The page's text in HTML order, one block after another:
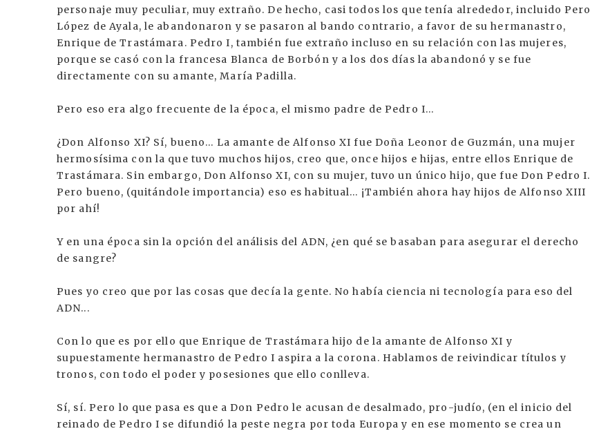
personaje muy peculiar, muy extraño. De hecho, casi todos los que tenía alrededor, incluido Pero
López de Ayala, le abandonaron y se pasaron al bando contrario, a favor de su hermanastro,
Enrique de Trastámara. Pedro I, también fue extraño incluso en su relación con las mujeres,
porque se casó con la francesa Blanca de Borbón y a los dos días la abandonó y se fue
directamente con su amante, María Padilla.
Pero eso era algo frecuente de la época, el mismo padre de Pedro I...
¿Don Alfonso XI? Sí, bueno... La amante de Alfonso XI fue Doña Leonor de Guzmán, una mujer
hermosísima con la que tuvo muchos hijos, creo que, once hijos e hijas, entre ellos Enrique de
Trastámara. Sin embargo, Don Alfonso XI, con su mujer, tuvo un único hijo, que fue Don Pedro I.
Pero bueno, (quitándole importancia) eso es habitual... ¡También ahora hay hijos de Alfonso XIII
por ahí!
Y en una época sin la opción del análisis del ADN, ¿en qué se basaban para asegurar el derecho
de sangre?
Pues yo creo que por las cosas que decía la gente. No había ciencia ni tecnología para eso del
ADN...
Con lo que es por ello que Enrique de Trastámara hijo de la amante de Alfonso XI y
supuestamente hermanastro de Pedro I aspira a la corona. Hablamos de reivindicar títulos y
tronos, con todo el poder y posesiones que ello conlleva.
Sí, sí. Pero lo que pasa es que a Don Pedro le acusan de desalmado, pro-judío, (en el inicio del
reinado de Pedro I se difundió la peste negra por toda Europa y en ese momento se crea un